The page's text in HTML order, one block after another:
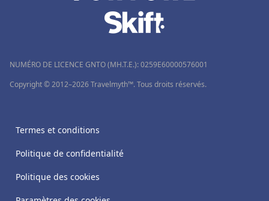
NUMÉRO DE LICENCE GNTO (MH.T.E.): 0259Ε60000576001
Copyright © 2012–2026 Travelmyth™. Tous droits réservés.
Termes et conditions
Politique de confidentialité
Politique des cookies